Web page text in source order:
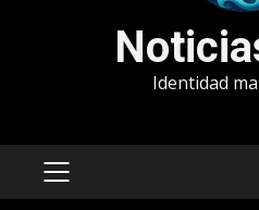
Identidad
MENÚ